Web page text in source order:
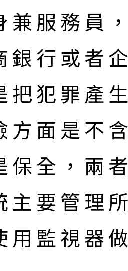
兼服務員
銀行或者
把犯罪產
方面是不
保全，兩
主要管理
用監視器